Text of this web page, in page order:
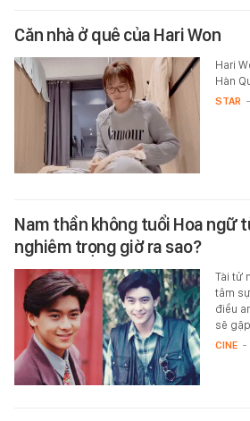
Căn nhà ở quê của Hari Won
Hari
Hàn
STAR -
Nam thần không tuổi Hoa ngữ
nghiêm trọng giờ ra sao?
Tài tử
tâm
điều
sẽ
CINE -